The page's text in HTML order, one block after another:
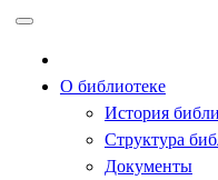
содержимому
О библиотеке
История
Структура
Документы